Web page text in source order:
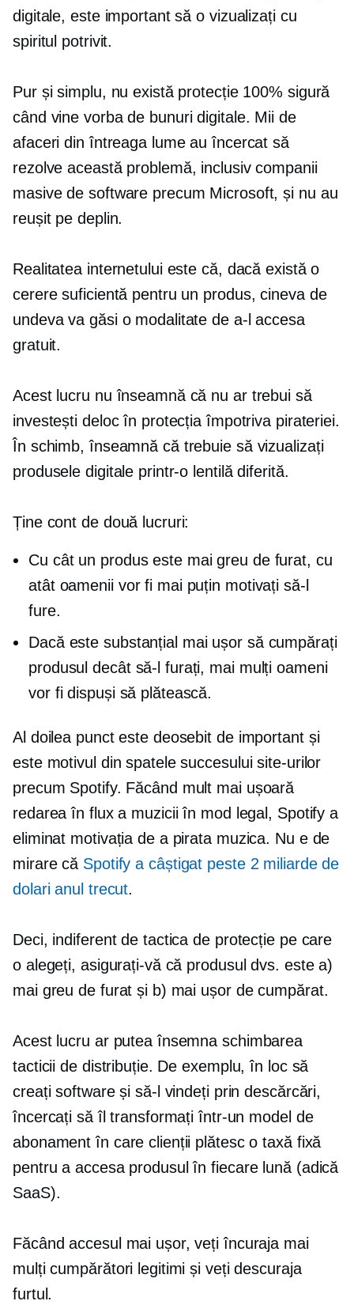
digitale, este important să o vizualizați cu
spiritul potrivit.
Pur și simplu, nu există protecție 100% sigură
când vine vorba de bunuri digitale. Mii de
afaceri din întreaga lume au încercat să
rezolve această problemă, inclusiv companii
masive de software precum Microsoft, și nu au
reușit pe deplin.
Realitatea internetului este că, dacă există o
cerere suficientă pentru un produs, cineva de
undeva va găsi o modalitate de a-l accesa
gratuit.
Acest lucru nu înseamnă că nu ar trebui să
investești deloc în protecția împotriva pirateriei.
În schimb, înseamnă că trebuie să vizualizați
produsele digitale printr-o lentilă diferită.
Ține cont de două lucruri:
Cu cât un produs este mai greu de furat, cu
atât oamenii vor fi mai puțin motivați să-l
fure.
Dacă este substanțial mai ușor să cumpărați
produsul decât să-l furați, mai mulți oameni
vor fi dispuși să plătească.
Al doilea punct este deosebit de important și
este motivul din spatele succesului site-urilor
precum Spotify. Făcând mult mai ușoară
redarea în flux a muzicii în mod legal, Spotify a
eliminat motivația de a pirata muzica. Nu e de
mirare că Spotify a câștigat peste 2 miliarde de
dolari anul trecut.
Deci, indiferent de tactica de protecție pe care
o alegeți, asigurați-vă că produsul dvs. este a)
mai greu de furat și b) mai ușor de cumpărat.
Acest lucru ar putea însemna schimbarea
tacticii de distribuție. De exemplu, în loc să
creați software și să-l vindeți prin descărcări,
încercați să îl transformați într-un model de
abonament în care clienții plătesc o taxă fixă ​​
pentru a accesa produsul în fiecare lună (adică
SaaS).
Făcând accesul mai ușor, veți încuraja mai
mulți cumpărători legitimi și veți descuraja
furtul.